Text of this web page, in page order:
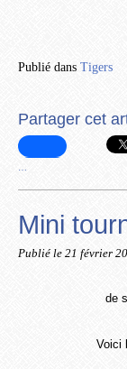
Publié dans Tigers
Partager cet
Mini
Publié le 21 février
de
Voici